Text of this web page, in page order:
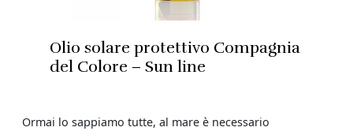
Olio solare protettivo Compagnia
del Colore – Sun line
Ormai lo sappiamo tutte, al mare è necessario